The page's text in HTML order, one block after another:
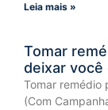
Leia mais »
Tomar
deixar você
Tomar remédio
(Com